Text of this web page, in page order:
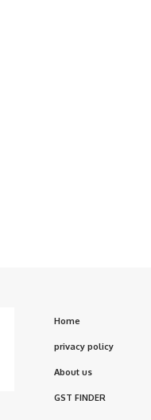
Home
privacy policy
About us
GST FINDER